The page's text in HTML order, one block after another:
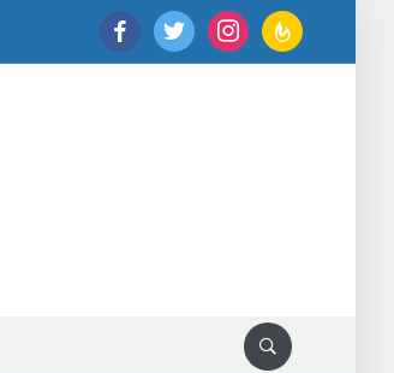
facebooktwitter instagramfeedburner